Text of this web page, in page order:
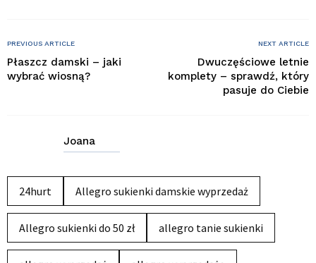
PREVIOUS ARTICLE
Płaszcz damski – jaki
wybrać wiosną?
NEXT ARTICLE
Dwuczęściowe letnie
komplety – sprawdź, który
pasuje do Ciebie
Joana
24hurt Allegro sukienki damskie wyprzedaż
Allegro sukienki do 50 zł allegro tanie sukienki